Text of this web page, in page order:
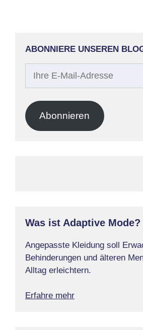
ABONNIERE UNSEREN
Adresse
Abonnieren
Was ist Adaptive Mode?
Angepasste Kleidung soll
Behinderungen und älteren
Alltag erleichtern.
Erfahre mehr